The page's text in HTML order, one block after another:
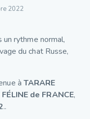
2022
rythme normal,
du chat Russe,
à TARARE
FÉLINE de FRANCE,
..